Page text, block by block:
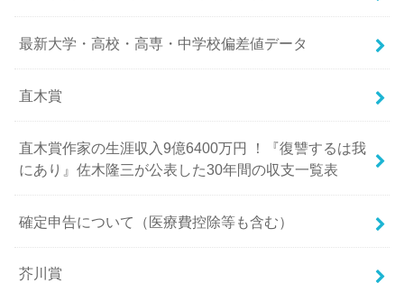
最新大学・高校・高専・中学校偏差値データ
直木賞
直木賞作家の生涯収入9億6400万円 ！『復讐するは我
にあり』佐木隆三が公表した30年間の収支一覧表
確定申告について（医療費控除等も含む）
芥川賞